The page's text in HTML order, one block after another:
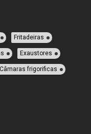
Fritadeiras
Exaustores
Câmaras frigorificas